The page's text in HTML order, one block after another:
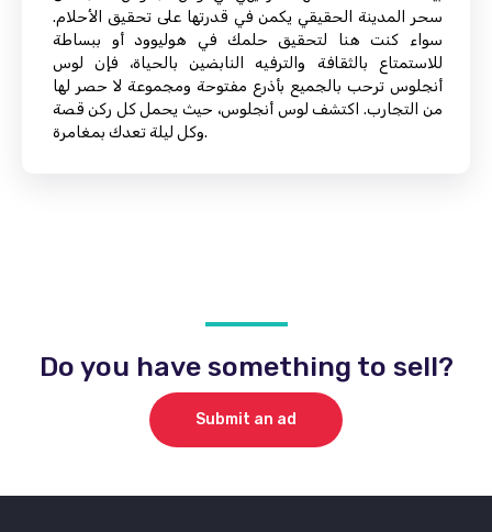
سحر المدينة الحقيقي يكمن في قدرتها على تحقيق الأحلام.
سواء كنت هنا لتحقيق حلمك في هوليوود أو ببساطة
للاستمتاع بالثقافة والترفيه النابضين بالحياة، فإن لوس
أنجلوس ترحب بالجميع بأذرع مفتوحة ومجموعة لا حصر لها
من التجارب. اكتشف لوس أنجلوس، حيث يحمل كل ركن قصة
وكل ليلة تعدك بمغامرة.
Do you have something to sell?
Submit an ad